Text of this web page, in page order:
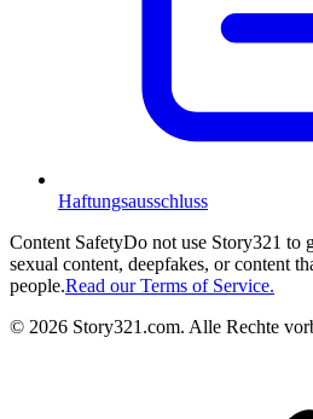
Haftungsausschluss
Content SafetyDo not use Story321 to
sexual content, deepfakes, or content
people.Read our Terms of Service.
© 2026 Story321.com. Alle Rechte